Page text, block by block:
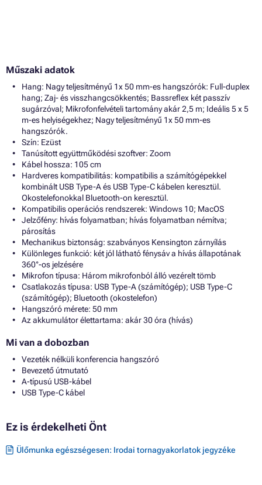
Műszaki adatok
Hang: Nagy teljesítményű 1x 50 mm-es hangszórók: Full-duplex
hang; Zaj- és visszhangcsökkentés; Bassreflex két passzív
sugárzóval; Mikrofonfelvételi tartomány akár 2,5 m; Ideális 5 x 5
m-es helyiségekhez; Nagy teljesítményű 1x 50 mm-es
hangszórók.
Szín: Ezüst
Tanúsított együttműködési szoftver: Zoom
Kábel hossza: 105 cm
Hardveres kompatibilitás: kompatibilis a számítógépekkel
kombinált USB Type-A és USB Type-C kábelen keresztül.
Okostelefonokkal Bluetooth-on keresztül.
Kompatibilis operációs rendszerek: Windows 10; MacOS
Jelzőfény: hívás folyamatban; hívás folyamatban némítva;
párosítás
Mechanikus biztonság: szabványos Kensington zárnyílás
Különleges funkció: két jól látható fénysáv a hívás állapotának
360°-os jelzésére
Mikrofon típusa: Három mikrofonból álló vezérelt tömb
Csatlakozás típusa: USB Type-A (számítógép); USB Type-C
(számítógép); Bluetooth (okostelefon)
Hangszóró mérete: 50 mm
Az akkumulátor élettartama: akár 30 óra (hívás)
Mi van a dobozban
Vezeték nélküli konferencia hangszóró
Bevezető útmutató
A-típusú USB-kábel
USB Type-C kábel
Ez is érdekelheti Önt
Ülőmunka egészségesen: Irodai tornagyakorlatok jegyzéke